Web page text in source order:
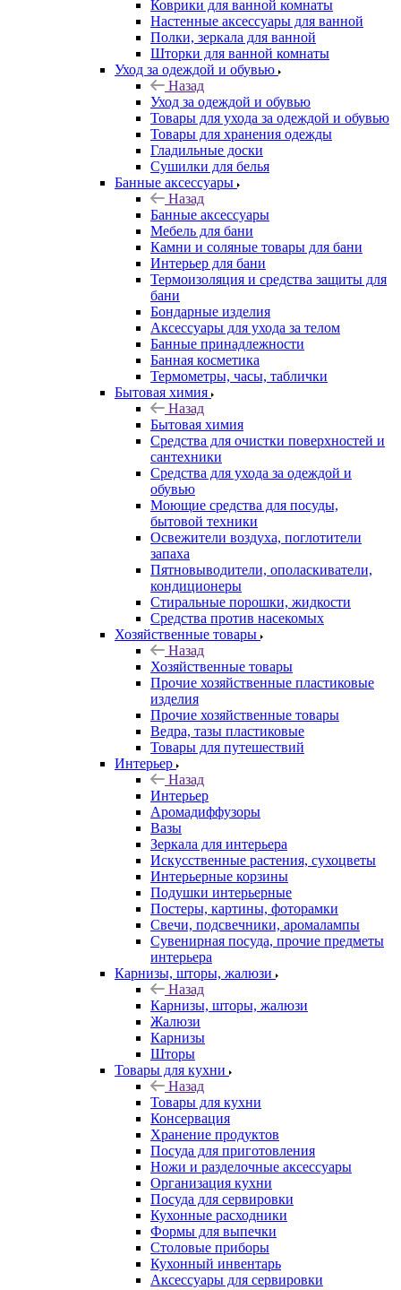
Коврики для ванной комнаты
Настенные аксессуары для ванной
Полки, зеркала для ванной
Шторки для ванной комнаты
Уход за одеждой и обувью
Назад
Уход за одеждой и обувью
Товары для ухода за одеждой и обувью
Товары для хранения одежды
Гладильные доски
Сушилки для белья
Банные аксессуары
Назад
Банные аксессуары
Мебель для бани
Камни и соляные товары для бани
Интерьер для бани
Термоизоляция и средства защиты для
бани
Бондарные изделия
Аксеcсуары для ухода за телом
Банные принадлежности
Банная косметика
Термометры, часы, таблички
Бытовая химия
Назад
Бытовая химия
Средства для очистки поверхностей и
сантехники
Средства для ухода за одеждой и
обувью
Моющие средства для посуды,
бытовой техники
Освежители воздуха, поглотители
запаха
Пятновыводители, ополаскиватели,
кондиционеры
Стиральные порошки, жидкости
Средства против насекомых
Хозяйственные товары
Назад
Хозяйственные товары
Прочие хозяйственные пластиковые
изделия
Прочие хозяйственные товары
Ведра, тазы пластиковые
Товары для путешествий
Интерьер
Назад
Интерьер
Аромадиффузоры
Вазы
Зеркала для интерьера
Искусственные растения, сухоцветы
Интерьерные корзины
Подушки интерьерные
Постеры, картины, фоторамки
Свечи, подсвечники, аромалампы
Сувенирная посуда, прочие предметы
интерьера
Карнизы, шторы, жалюзи
Назад
Карнизы, шторы, жалюзи
Жалюзи
Карнизы
Шторы
Товары для кухни
Назад
Товары для кухни
Консервация
Хранение продуктов
Посуда для приготовления
Ножи и разделочные аксессуары
Организация кухни
Посуда для сервировки
Кухонные расходники
Формы для выпечки
Столовые приборы
Кухонный инвентарь
Аксессуары для сервировки